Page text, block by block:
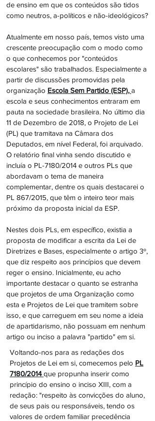
de ensino em que os conteúdos são tidos
como neutros, a-políticos e não-ideológicos?
Atualmente em nosso país, temos visto uma
crescente preocupação com o modo como
o que conhecemos por "conteúdos
escolares" são trabalhados. Especialmente a
partir de discussões promovidas pela
organização Escola Sem Partido (ESP), a
escola e seus conhecimentos entraram em
pauta na sociedade brasileira. No último dia
11 de Dezembro de 2018, o Projeto de Lei
(PL) que tramitava na Câmara dos
Deputados, em nível Federal, foi arquivado.
O relatório final vinha sendo discutido e
incluía o PL-7180/2014 e outros PLs que
abordavam o tema de maneira
complementar, dentre os quais destacarei o
PL 867/2015, que têm o inteiro teor mais
próximo da proposta inicial da ESP.
Nestes dois PLs, em específico, existia a
proposta de modificar a escrita da Lei de
Diretrizes e Bases, especialmente o artigo 3º,
que diz respeito aos princípios que devem
reger o ensino. Inicialmente, eu acho
importante destacar o quanto se estranha
que projetos de uma Organização como
esta e Projetos de Lei que tramitem sobre
isso, e que carreguem em seu nome a ideia
de apartidarismo, não possuam em nenhum
artigo ou inciso a palavra "partido" em si.
Voltando-nos para as redações dos
Projetos de Lei em si, comecemos pelo PL
7180/2014que propunha inserir como
princípio do ensino o inciso XIII, com a
redação: "respeito às convicções do aluno,
de seus pais ou responsáveis, tendo os
valores de ordem familiar precedência